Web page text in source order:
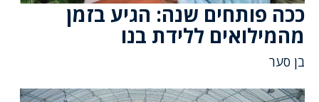
ככה פותחים שנה: הגיע בזמן
מהמילואים ללידת בנו
בן סער